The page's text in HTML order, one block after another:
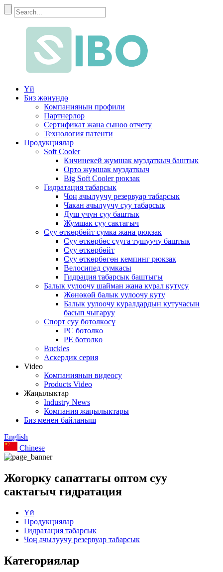
Үй
Биз жөнүндө
Компаниянын профили
Партнерлор
Сертификат жана сыноо отчету
Технология патенти
Продукциялар
Soft Cooler
Кичинекей жумшак муздаткыч баштык
Орто жумшак муздаткыч
Big Soft Cooler рюкзак
Гидратация табарсык
Чоң ачылуучу резервуар табарсык
Чакан ачылуучу суу табарсык
Душ үчүн суу баштык
Жумшак суу сактагыч
Суу өткөрбөйт сумка жана рюкзак
Суу өткөрбөс сууга түшүүчү баштык
Суу өткөрбөйт
Суу өткөрбөгөн кемпинг рюкзак
Велосипед сумкасы
Гидрация табарсык баштыгы
Балык уулоочу шайман жана курал кутусу
Жөнөкөй балык уулоочу куту
Балык уулоочу куралдардын кутучасын
басып чыгаруу
Спорт суу бөтөлкөсү
PC бөтөлкө
PE бөтөлкө
Buckles
Аскердик серия
Video
Компаниянын видеосу
Products Video
Жаңылыктар
Industry News
Компания жаңылыктары
Биз менен байланыш
English
Chinese
Жогорку сапаттагы оптом суу
сактагыч гидратация
Үй
Продукциялар
Гидратация табарсык
Чоң ачылуучу резервуар табарсык
Категориялар